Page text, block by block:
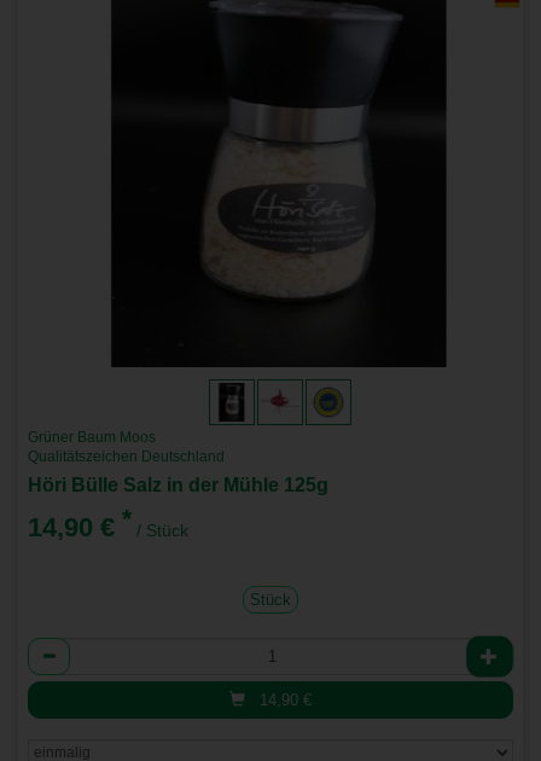
Grüner Baum Moos
Qualitätszeichen Deutschland
Höri Bülle Salz in der Mühle 125g
14,90 € * / Stück
Stück
Anzahl
14,90 €